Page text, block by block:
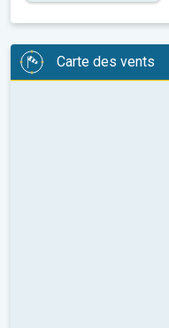
Carte des vents